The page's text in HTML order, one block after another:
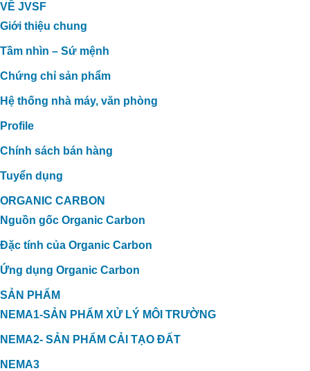
VỀ JVSF
Giới thiệu chung
Tầm nhìn – Sứ mệnh
Chứng chỉ sản phẩm
Hệ thống nhà máy, văn phòng
Profile
Chính sách bán hàng
Tuyển dụng
ORGANIC CARBON
Nguồn gốc Organic Carbon
Đặc tính của Organic Carbon
Ứng dụng Organic Carbon
SẢN PHẨM
NEMA1-SẢN PHẨM XỬ LÝ MÔI TRƯỜNG
NEMA2- SẢN PHẨM CẢI TẠO ĐẤT
NEMA3